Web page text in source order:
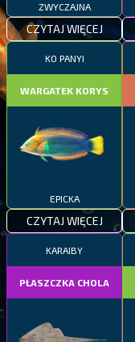
ZWYCZAJNA
CZYTAJ WIĘCEJ
KO PANYI
WARGATEK KORYS
EPICKA
CZYTAJ WIĘCEJ
KARAIBY
PŁASZCZKA CHOLA